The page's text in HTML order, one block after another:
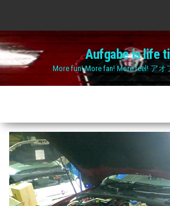
the
content
Aufgabe is life
More fun! More fan! More feel! ア